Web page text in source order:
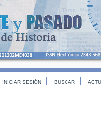
INICIAR SESIÓN BUSCAR